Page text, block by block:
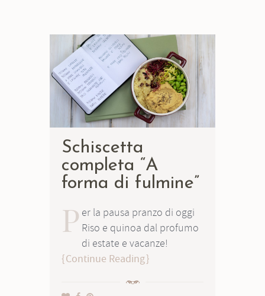
Schiscetta
completa “A
forma di fulmine”
P er la pausa pranzo di oggi
Riso e quinoa dal profumo
di estate e vacanze!
Continue Reading